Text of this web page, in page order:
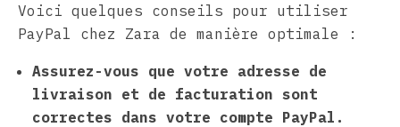
Voici quelques conseils pour utiliser
PayPal chez Zara de manière optimale :
Assurez-vous que votre adresse de
livraison et de facturation sont
correctes dans votre compte PayPal.